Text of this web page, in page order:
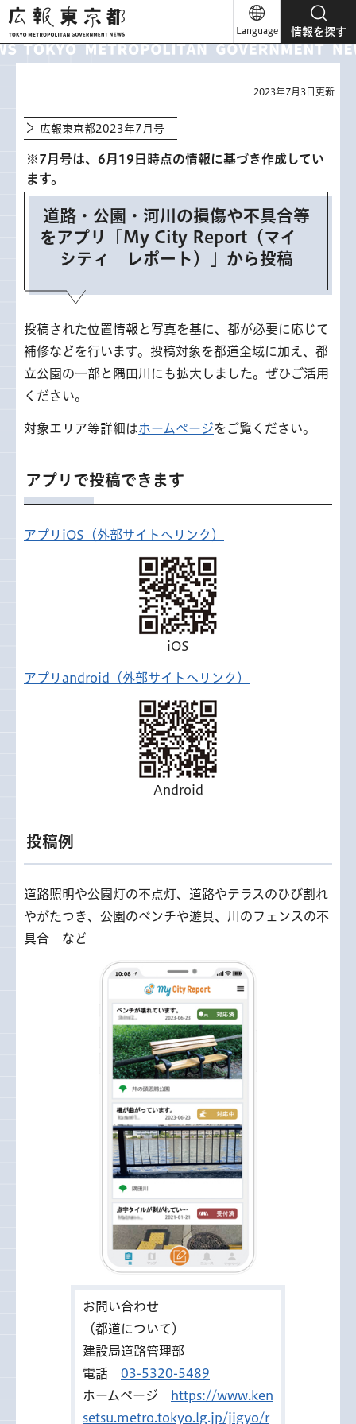
広報東京都
Language 情報を探す
2023年7月3日更新
広報東京都2023年7月号
※7月号は、6月19日時点の情報に基づき作成してい
ます。
道路・公園・河川の損傷や不具合等
をアプリ「My City Report（マイ
シティ レポート）」から投稿
投稿された位置情報と写真を基に、都が必要に応じて
補修などを行います。投稿対象を都道全域に加え、都
立公園の一部と隅田川にも拡大しました。ぜひご活用
ください。
対象エリア等詳細はホームページをご覧ください。
アプリで投稿できます
アプリiOS（外部サイトへリンク）
iOS
アプリandroid（外部サイトへリンク）
Android
投稿例
道路照明や公園灯の不点灯、道路やテラスのひび割れ
やがたつき、公園のベンチや遊具、川のフェンスの不
具合 など
お問い合わせ
（都道について）
建設局道路管理部
電話 03-5320-5489
ホームページ
https://www.ken
setsu.metro.tokyo.lg.jp/jigyo/r